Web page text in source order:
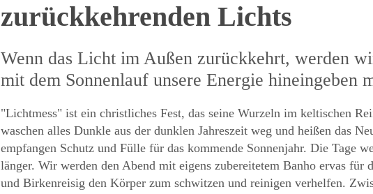
zurückkehrenden Lichts
Wenn das Licht im Außen zurückkehrt, werden
mit dem Sonnenlauf unsere Energie hineingeben
"Lichtmess" ist ein christliches Fest, das seine Wurzeln im keltischen
waschen alles Dunkle aus der dunklen Jahreszeit weg und heißen das
empfangen Schutz und Fülle für das kommende Sonnenjahr. Die Tage
länger. Wir werden den Abend mit eigens zubereitetem Banho ervas für
und Birkenreisig den Körper zum schwitzen und reinigen verhelfen.